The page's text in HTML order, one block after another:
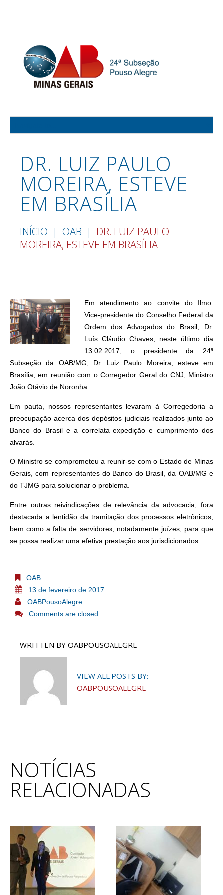
DR. LUIZ PAULO
MOREIRA, ESTEVE
EM BRASÍLIA
INÍCIO OAB
DR. LUIZ PAULO
MOREIRA, ESTEVE EM BRASÍLIA
Em atendimento ao convite do Ilmo.
Vice-presidente do Conselho Federal da
Ordem dos Advogados do Brasil, Dr.
Luís Cláudio Chaves, neste último dia
13.02.2017, o presidente da 24ª
Subseção da OAB/MG, Dr. Luiz Paulo Moreira, esteve em
Brasília, em reunião com o Corregedor Geral do CNJ, Ministro
João Otávio de Noronha.
Em pauta, nossos representantes levaram à Corregedoria a
preocupação acerca dos depósitos judiciais realizados junto ao
Banco do Brasil e a correlata expedição e cumprimento dos
alvarás.
O Ministro se comprometeu a reunir-se com o Estado de Minas
Gerais, com representantes do Banco do Brasil, da OAB/MG e
do TJMG para solucionar o problema.
Entre outras reivindicações de relevância da advocacia, fora
destacada a lentidão da tramitação dos processos eletrônicos,
bem como a falta de servidores, notadamente juízes, para que
se possa realizar uma efetiva prestação aos jurisdicionados.
OAB
13 de fevereiro de 2017
OABPousoAlegre
Comments are closed
WRITTEN BY OABPOUSOALEGRE
VIEW ALL POSTS BY:
OABPOUSOALEGRE
NOTÍCIAS
RELACIONADAS